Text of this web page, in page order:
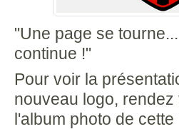
"Une page se
continue !"
Pour voir la
nouveau logo, rendez
l'album photo de cette